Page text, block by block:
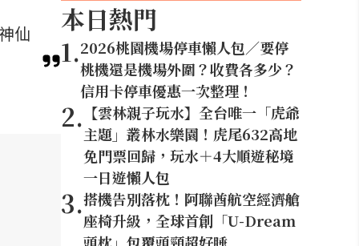
仙
本日熱門
1.2026桃園機場停車懶人包／要停
桃機還是機場外圍？收費各多少？
信用卡停車優惠一次整理！
2. 【雲林親子玩水】全台唯一「虎爺
主題」叢林水樂園！虎尾632高地
免門票回歸，玩水＋4大順遊秘境
一日遊懶人包
3.搭機告別落枕！阿聯酋航空經濟艙
座椅升級，全球首創「U-Dream